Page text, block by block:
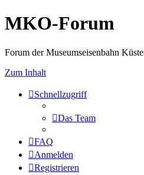
MKO-Forum
Forum der Museumseisenbahn
Zum Inhalt
Schnellzugriff
Das Team
FAQ
Anmelden
Registrieren